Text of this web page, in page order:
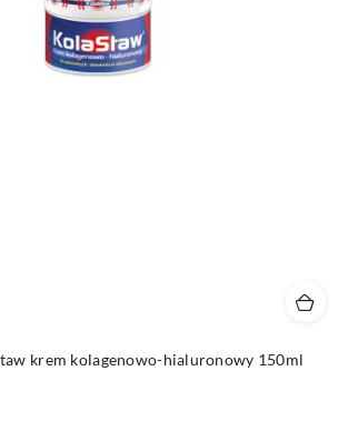
krem kolagenowo-hialuronowy 150ml